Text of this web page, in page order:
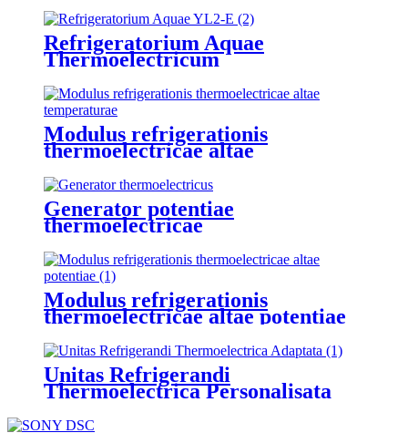
Refrigeratorium Aquae
Thermoelectricum
Modulus refrigerationis
thermoelectricae altae
Generator potentiae
thermoelectricae
Modulus refrigerationis
thermoelectricae altae potentiae
Unitas Refrigerandi
Thermoelectrica Personalisata